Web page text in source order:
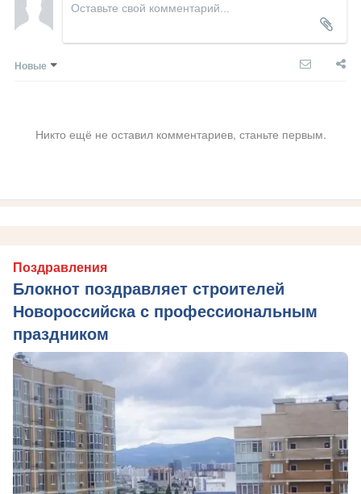
Новые
Никто ещё не оставил комментариев, станьте первым.
Поздравления
Блокнот поздравляет строителей
Новороссийска с профессиональным
праздником